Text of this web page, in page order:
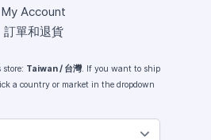
My Account
訂單和退貨
Taiwan / 台灣. If you want to ship
a country or market in the dropdown